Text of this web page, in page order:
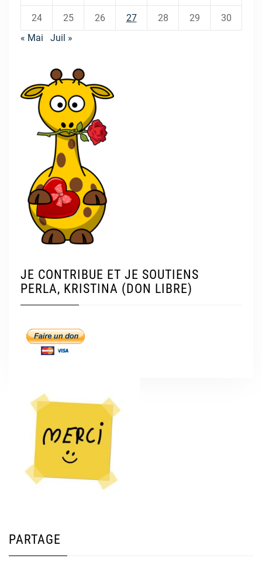
24 25 26 27 28 29
30
« Mai
Juil »
JE CONTRIBUE ET JE SOUTIENS
PERLA, KRISTINA (DON LIBRE)
PARTAGE